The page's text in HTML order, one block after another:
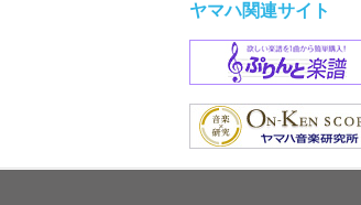
ヤマハ関連サイト